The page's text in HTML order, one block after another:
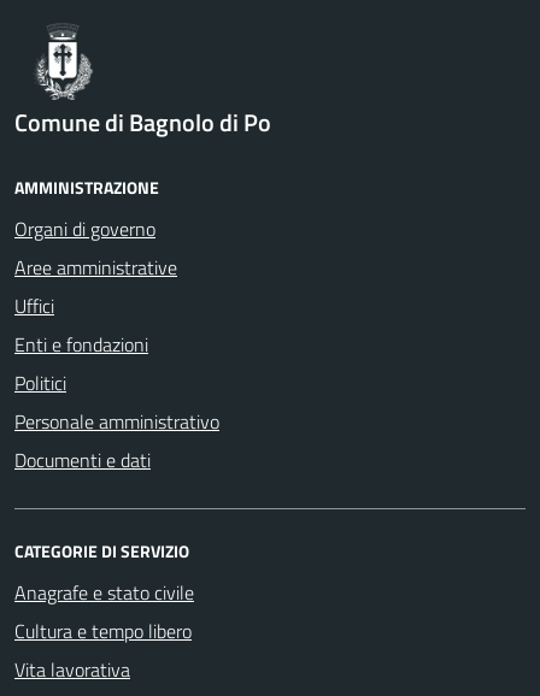
Comune di Bagnolo di Po
AMMINISTRAZIONE
Organi di governo
Aree amministrative
Uffici
Enti e fondazioni
Politici
Personale amministrativo
Documenti e dati
CATEGORIE DI SERVIZIO
Anagrafe e stato civile
Cultura e tempo libero
Vita lavorativa